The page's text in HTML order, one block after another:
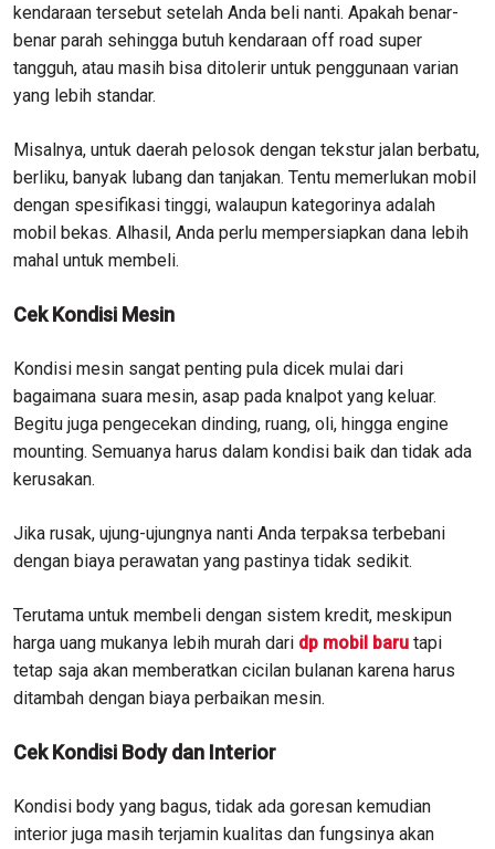
kendaraan tersebut setelah Anda beli nanti. Apakah benar-
benar parah sehingga butuh kendaraan off road super
tangguh, atau masih bisa ditolerir untuk penggunaan varian
yang lebih standar.
Misalnya, untuk daerah pelosok dengan tekstur jalan berbatu,
berliku, banyak lubang dan tanjakan. Tentu memerlukan mobil
dengan spesifikasi tinggi, walaupun kategorinya adalah
mobil bekas. Alhasil, Anda perlu mempersiapkan dana lebih
mahal untuk membeli.
Cek Kondisi Mesin
Kondisi mesin sangat penting pula dicek mulai dari
bagaimana suara mesin, asap pada knalpot yang keluar.
Begitu juga pengecekan dinding, ruang, oli, hingga engine
mounting. Semuanya harus dalam kondisi baik dan tidak ada
kerusakan.
Jika rusak, ujung-ujungnya nanti Anda terpaksa terbebani
dengan biaya perawatan yang pastinya tidak sedikit.
Terutama untuk membeli dengan sistem kredit, meskipun
harga uang mukanya lebih murah dari dp mobil baru tapi
tetap saja akan memberatkan cicilan bulanan karena harus
ditambah dengan biaya perbaikan mesin.
Cek Kondisi Body dan Interior
Kondisi body yang bagus, tidak ada goresan kemudian
interior juga masih terjamin kualitas dan fungsinya akan